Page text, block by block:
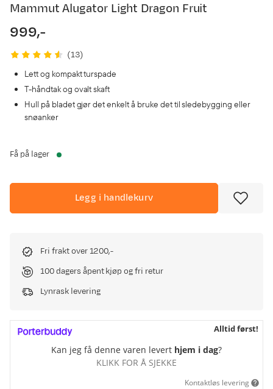
Mammut Alugator Light Dragon Fruit
price
999,-
(13)
Lett og kompakt turspade
T-håndtak og ovalt skaft
Hull på bladet gjør det enkelt å bruke det til sledebygging eller
snøanker
Få på lager
Legg i handlekurv
Fri frakt over 1200,-
100 dagers åpent kjøp og fri retur
Lynrask levering
Alltid først!
Kan jeg få denne varen levert hjem i dag?
KLIKK FOR Å SJEKKE
Kontaktløs levering